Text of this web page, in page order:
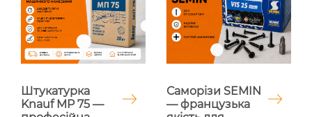
Штукатурка
Knauf MP 75 —
Саморізи SEMIN
— французька